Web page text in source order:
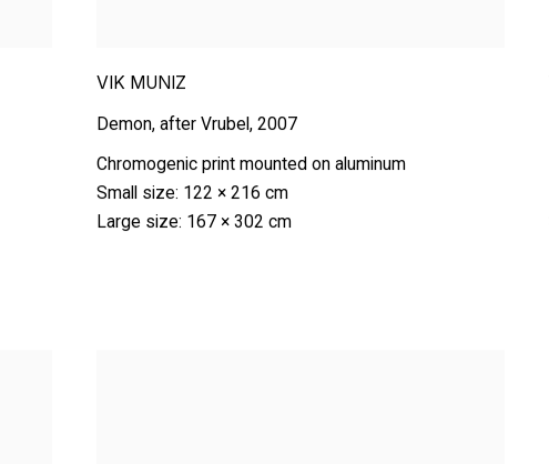
VIK MUNIZ
Demon, after Vrubel, 2007
Chromogenic print mounted on aluminum
Small size: 122 × 216 cm
Large size: 167 × 302 cm